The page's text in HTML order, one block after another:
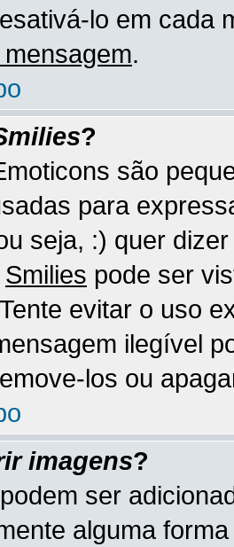
lo em cada
.
?
são
para
seja, :) quer
Smilies pode ser
evitar o uso
ilegível
los ou
imagens?
ser
alguma